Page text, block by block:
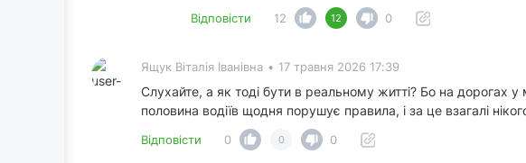
Відповісти 12 12 0
Ящук Віталія Іванівна • 17 травня 2026 17:39
Слухайте, а як тоді бути в реальному житті? Бо на дорогах у
половина водіїв щодня порушує правила, і за це взагалі
Відповісти 0 0 0